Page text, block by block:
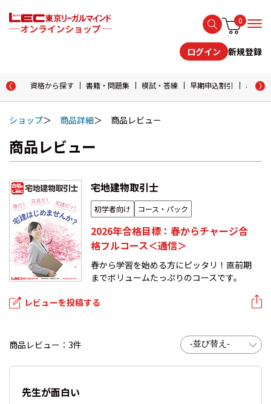
0
ログイン 新規登録
資格から探す 書籍・問題集 模試・答練 早期申込割引 おため
ショップ 商品詳細 商品レビュー
商品レビュー
宅地建物取引士
初学者向け コース・パック
2026年合格目標：春からチャージ合
格フルコース＜通信＞
春から学習を始める方にピッタリ！直前期
までボリュームたっぷりのコースです。
レビューを投稿する
商品レビュー：3件
先生が面白い